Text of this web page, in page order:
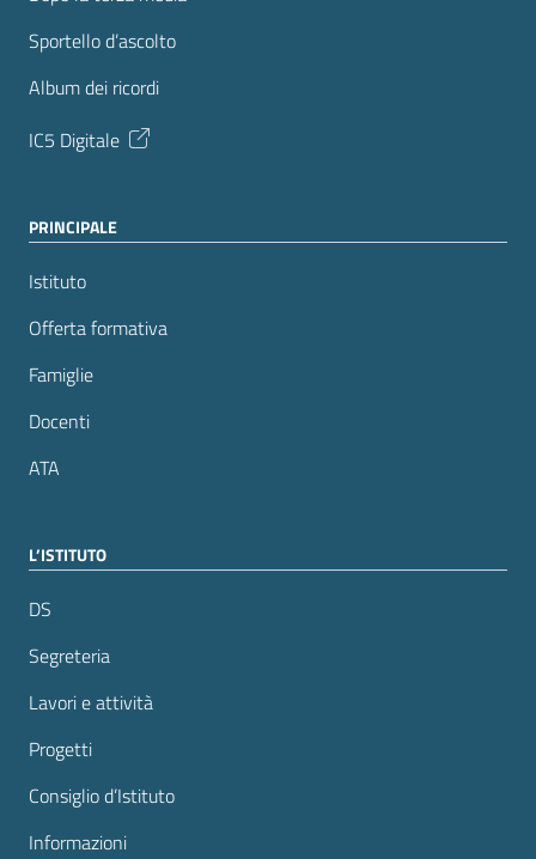
Sportello d’ascolto
Album dei ricordi
IC5 Digitale
PRINCIPALE
Istituto
Offerta formativa
Famiglie
Docenti
ATA
L’ISTITUTO
DS
Segreteria
Lavori e attività
Progetti
Consiglio d’Istituto
Informazioni